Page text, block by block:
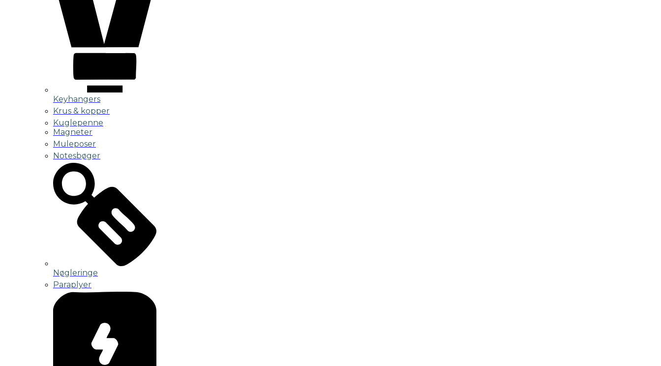
Keyhangers
Krus & kopper
Kuglepenne
Magneter
Muleposer
Notesbøger
Nøgleringe
Paraplyer